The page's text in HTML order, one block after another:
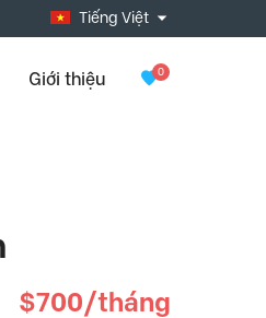
Tiếng Việt
Giới thiệu 0
$700/tháng